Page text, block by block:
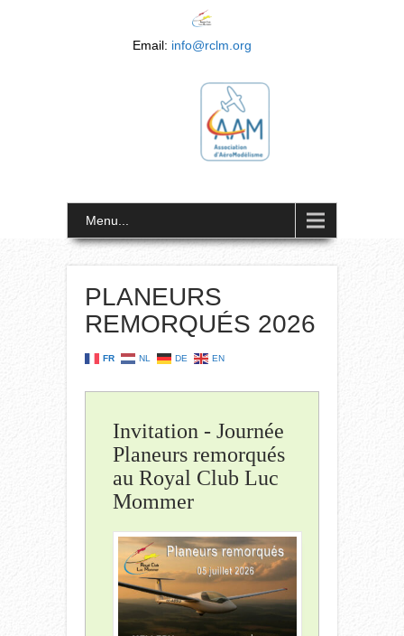
Email: info@rclm.org
Menu...
PLANEURS
REMORQUÉS 2026
FR NL DE EN
Invitation - Journée
Planeurs remorqués
au Royal Club Luc
Mommer